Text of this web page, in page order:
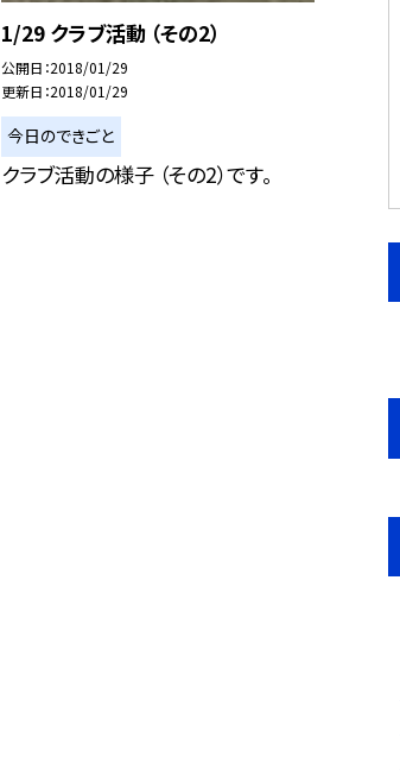
1/29 クラブ活動 （その2）
公開日 2018/01/29
更新日 2018/01/29
今日のできごと
クラブ活動の様子 （その2）です。